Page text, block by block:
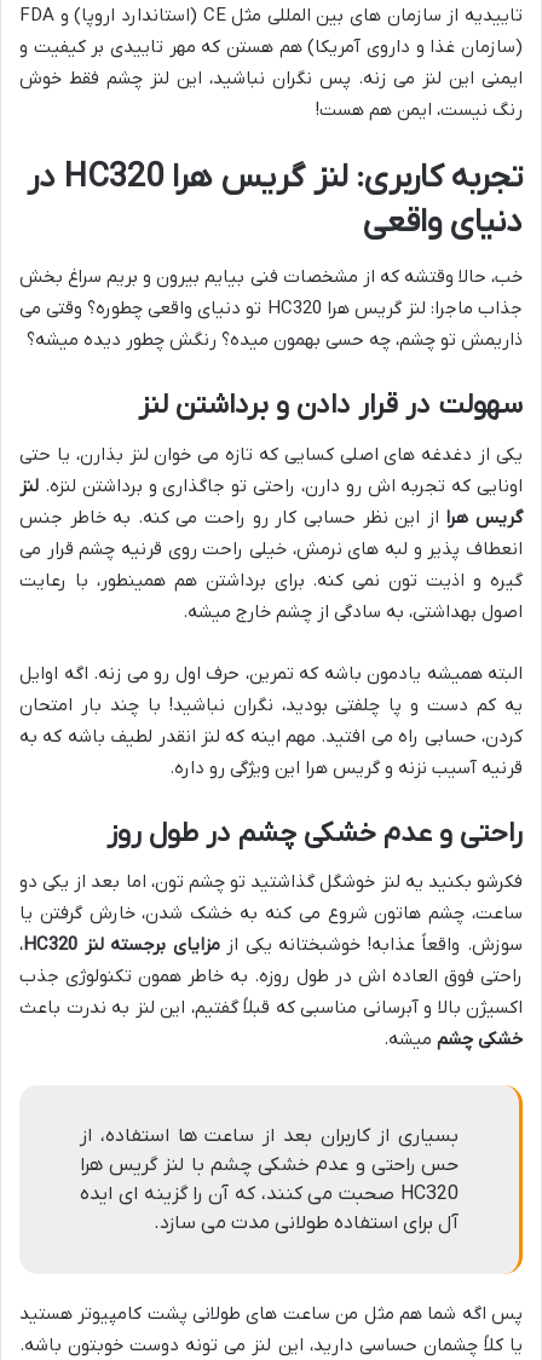
تاییدیه از سازمان های بین المللی مثل CE (استاندارد اروپا) و FDA
(سازمان غذا و داروی آمریکا) هم هستن که مهر تاییدی بر کیفیت و
ایمنی این لنز می زنه. پس نگران نباشید، این لنز چشم فقط خوش
رنگ نیست، ایمن هم هست!
تجربه کاربری: لنز گریس هرا HC320 در
دنیای واقعی
خب، حالا وقتشه که از مشخصات فنی بیایم بیرون و بریم سراغ بخش
جذاب ماجرا: لنز گریس هرا HC320 تو دنیای واقعی چطوره؟ وقتی می
ذاریمش تو چشم، چه حسی بهمون میده؟ رنگش چطور دیده میشه؟
سهولت در قرار دادن و برداشتن لنز
یکی از دغدغه های اصلی کسایی که تازه می خوان لنز بذارن، یا حتی
اونایی که تجربه اش رو دارن، راحتی تو جاگذاری و برداشتن لنزه. لنز
گریس هرا از این نظر حسابی کار رو راحت می کنه. به خاطر جنس
انعطاف پذیر و لبه های نرمش، خیلی راحت روی قرنیه چشم قرار می
گیره و اذیت تون نمی کنه. برای برداشتن هم همینطور، با رعایت
اصول بهداشتی، به سادگی از چشم خارج میشه.
البته همیشه یادمون باشه که تمرین، حرف اول رو می زنه. اگه اوایل
یه کم دست و پا چلفتی بودید، نگران نباشید! با چند بار امتحان
کردن، حسابی راه می افتید. مهم اینه که لنز انقدر لطیف باشه که به
قرنیه آسیب نزنه و گریس هرا این ویژگی رو داره.
راحتی و عدم خشکی چشم در طول روز
فکرشو بکنید یه لنز خوشگل گذاشتید تو چشم تون، اما بعد از یکی دو
ساعت، چشم هاتون شروع می کنه به خشک شدن، خارش گرفتن یا
سوزش. واقعاً عذابه! خوشبختانه یکی ازمزایای برجسته لنز HC320
،
راحتی فوق العاده اش در طول روزه. به خاطر همون تکنولوژی جذب
اکسیژن بالا و آبرسانی مناسبی که قبلاً گفتیم، این لنز به ندرت باعث
خشکی چشم میشه.
بسیاری از کاربران بعد از ساعت ها استفاده، از
حس راحتی و عدم خشکی چشم با لنز گریس هرا
HC320 صحبت می کنند، که آن را گزینه ای ایده
آل برای استفاده طولانی مدت می سازد.
پس اگه شما هم مثل من ساعت های طولانی پشت کامپیوتر هستید
یا کلاً چشمان حساسی دارید، این لنز می تونه دوست خوبتون باشه.